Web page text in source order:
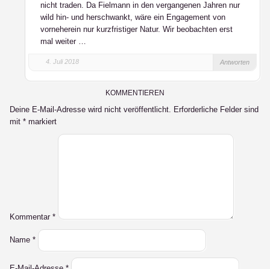
nicht traden. Da Fielmann in den vergangenen Jahren nur
wild hin- und herschwankt, wäre ein Engagement von
vorneherein nur kurzfristiger Natur. Wir beobachten erst
mal weiter …
4. Juli 2018 Antworten
KOMMENTIEREN
Deine E-Mail-Adresse wird nicht veröffentlicht. Erforderliche Felder sind
mit * markiert
Kommentar *
Name *